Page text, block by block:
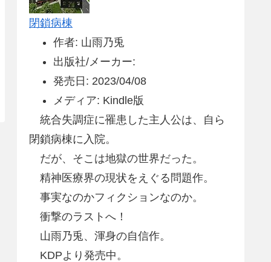
閉鎖病棟
作者: 山雨乃兎
出版社/メーカー:
発売日: 2023/04/08
メディア: Kindle版
統合失調症に罹患した主人公は、自ら
閉鎖病棟に入院。
だが、そこは地獄の世界だった。
精神医療界の現状をえぐる問題作。
事実なのかフィクションなのか。
衝撃のラストへ！
山雨乃兎、渾身の自信作。
KDPより発売中。